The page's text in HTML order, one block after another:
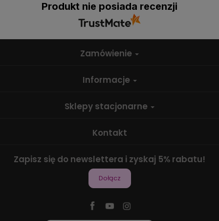
Produkt nie posiada recenzji
Zamówienie
Informacje
Sklepy stacjonarne
Kontakt
Zapisz się do newslettera i zyskaj 5% rabatu!
Dołącz